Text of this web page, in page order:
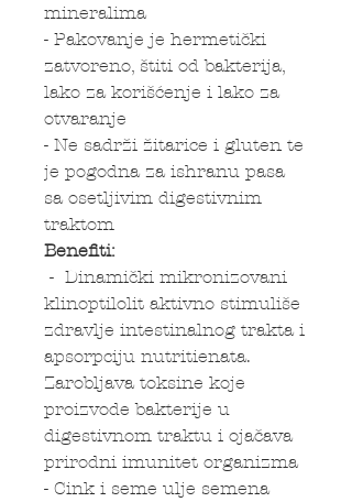
mineralima
- Pakovanje je hermetički
zatvoreno, štiti od bakterija,
lako za korišćenje i lako za
otvaranje
- Ne sadrži žitarice i gluten te
je pogodna za ishranu pasa
sa osetljivim digestivnim
traktom
Benefiti:
- Dinamički mikronizovani
klinoptilolit aktivno stimuliše
zdravlje intestinalnog trakta i
apsorpciju nutritienata.
Zarobljava toksine koje
proizvode bakterije u
digestivnom traktu i ojačava
prirodni imunitet organizma
- Cink i seme ulje semena